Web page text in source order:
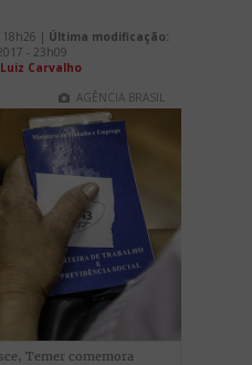
18h26 | Última modificação:
- 23h09
Carvalho
AGÊNCIA BRASIL
Temer comemora